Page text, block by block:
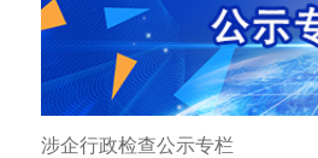
涉企行政检查公示专栏